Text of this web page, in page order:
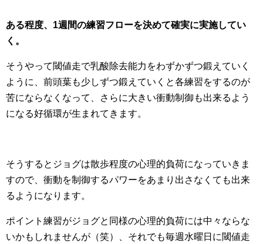
ある程度、1週間の練習フローを決めて確実に実施してい
く。
そうやって閾値走で乳酸除去能力をわずかずつ鍛えていく
ように、前頭葉も少しずつ鍛えていくと各練習をするのが
苦にならなくなって、さらに大きい衝動制御も出来るよう
になる好循環が生まれてきます。
そうするとジョグは散歩程度の心理的負荷になっていきま
すので、衝動を制御するパワーをあまり出さなくても出来
るようになります。
ポイント練習がジョグと同様の心理的負荷には中々ならな
いかもしれませんが（笑）、それでも毎週水曜日に閾値走